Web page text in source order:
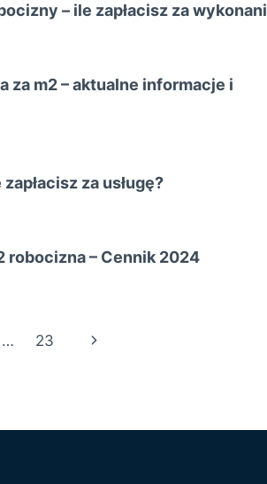
– ile zapłacisz za
za m2 – aktualne informacje i
za usługę?
robocizna – Cennik 2024
… 23
Następna